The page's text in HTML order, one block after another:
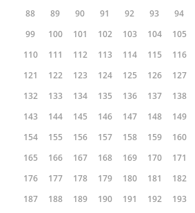
88
89 90 91 92 93 94
99
100 101 102 103 104 105
110
111 112 113 114 115 116
121
122 123 124 125 126 127
132
133 134 135 136 137 138
143
144 145 146 147 148 149
154
155 156 157 158 159 160
165
166 167 168 169 170 171
176
177 178 179 180 181 182
187
188 189 190 191 192 193